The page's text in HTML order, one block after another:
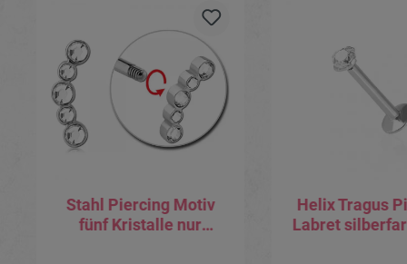
Stahl Piercing Motiv
fünf Kristalle nur
Helix Tragus
Labret